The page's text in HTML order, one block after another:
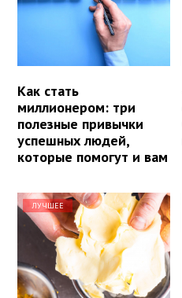
Как стать
миллионером: три
полезные привычки
успешных людей,
которые помогут и вам
ЛУЧШЕЕ